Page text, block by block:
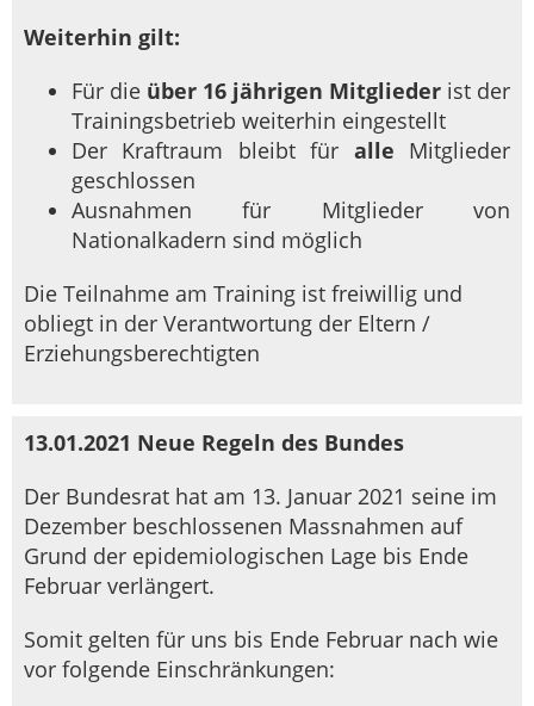
Weiterhin gilt:
Für die über 16 jährigen Mitglieder ist der
Trainingsbetrieb weiterhin eingestellt
Der Kraftraum bleibt für alle Mitglieder
geschlossen
Ausnahmen für Mitglieder von
Nationalkadern sind möglich
Die Teilnahme am Training ist freiwillig und
obliegt in der Verantwortung der Eltern /
Erziehungsberechtigten
13.01.2021 Neue Regeln des Bundes
Der Bundesrat hat am 13. Januar 2021 seine im
Dezember beschlossenen Massnahmen auf
Grund der epidemiologischen Lage bis Ende
Februar verlängert.
Somit gelten für uns bis Ende Februar nach wie
vor folgende Einschränkungen: